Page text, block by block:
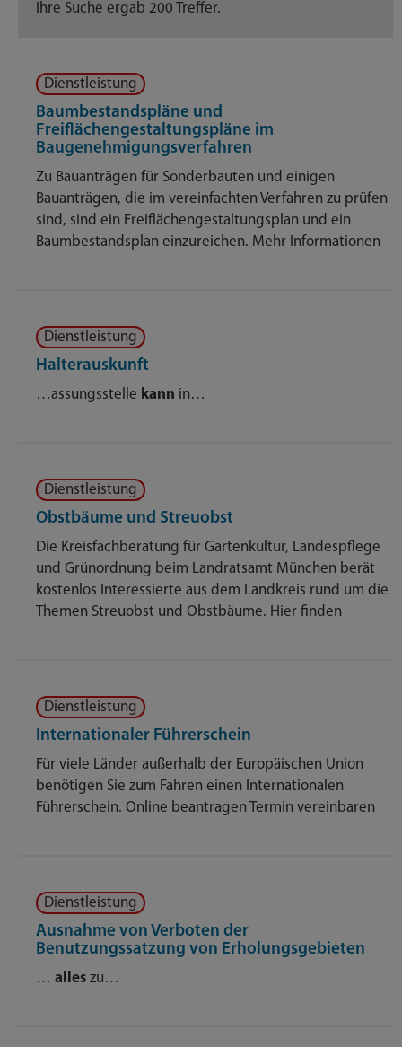
Ihre Suche ergab 200 Treffer.
Dienstleistung
Baumbestandspläne und
Freiflächengestaltungspläne im
Baugenehmigungsverfahren
Zu Bauanträgen für Sonderbauten und einigen
Bauanträgen, die im vereinfachten Verfahren zu prüfen
sind, sind ein Freiflächengestaltungsplan und ein
Baumbestandsplan einzureichen. Mehr Informationen
Dienstleistung
Halterauskunft
…assungsstelle kann in…
Dienstleistung
Obstbäume und Streuobst
Die Kreisfachberatung für Gartenkultur, Landespflege
und Grünordnung beim Landratsamt München berät
kostenlos Interessierte aus dem Landkreis rund um die
Themen Streuobst und Obstbäume. Hier finden
Dienstleistung
Internationaler Führerschein
Für viele Länder außerhalb der Europäischen Union
benötigen Sie zum Fahren einen Internationalen
Führerschein. Online beantragen Termin vereinbaren
Dienstleistung
Ausnahme von Verboten der
Benutzungssatzung von Erholungsgebieten
… alles zu…